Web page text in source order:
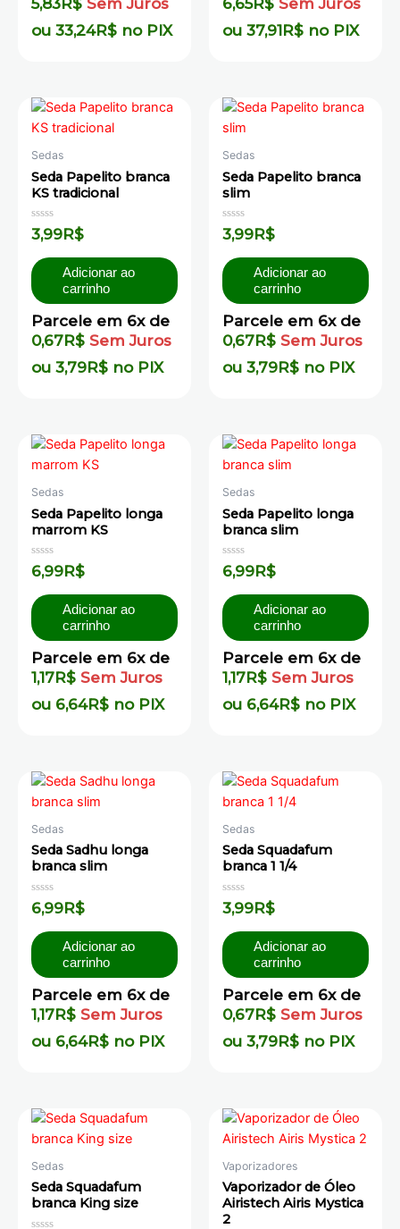
ou 33,24R$ no PIX
ou 37,91R$ no PIX
Sedas
Seda Papelito branca
KS tradicional
Avaliação
0
5
3,99R$
Adicionar ao
carrinho
Parcele em 6x de
0,67R$ Sem Juros
ou 3,79R$ no PIX
Sedas
Seda Papelito branca
slim
Avaliação
0
5
3,99R$
Adicionar ao
carrinho
Parcele em 6x de
0,67R$ Sem Juros
ou 3,79R$ no PIX
Sedas
Seda Papelito longa
marrom KS
Avaliação
0
5
6,99R$
Adicionar ao
carrinho
Parcele em 6x de
1,17R$ Sem Juros
ou 6,64R$ no PIX
Sedas
Seda Papelito longa
branca slim
Avaliação
0
5
6,99R$
Adicionar ao
carrinho
Parcele em 6x de
1,17R$ Sem Juros
ou 6,64R$ no PIX
Sedas
Seda Sadhu longa
branca slim
Avaliação
0
5
6,99R$
Adicionar ao
carrinho
Parcele em 6x de
1,17R$ Sem Juros
ou 6,64R$ no PIX
Sedas
Seda Squadafum
branca 1 1/4
Avaliação
0
5
3,99R$
Adicionar ao
carrinho
Parcele em 6x de
0,67R$ Sem Juros
ou 3,79R$ no PIX
Sedas
Seda Squadafum
branca King size
Vaporizadores
Vaporizador de Óleo
Airistech Airis Mystica
2